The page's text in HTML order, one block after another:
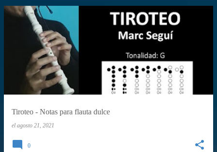
Tiroteo - Notas para flauta dulce
el agosto 21, 2021
0